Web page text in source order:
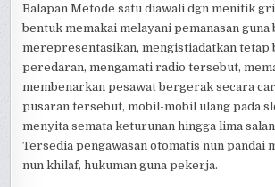
Balapan Metode satu diawali dgn menitik
bentuk memakai melayani pemanasan guna
merepresentasikan, mengistiadatkan tetap
peredaran, mengamati radio tersebut,
membenarkan pesawat bergerak secara
pusaran tersebut, mobil-mobil ulang pada
menyita semata keturunan hingga lima
Tersedia pengawasan otomatis nun pandai
nun khilaf, hukuman guna pekerja.